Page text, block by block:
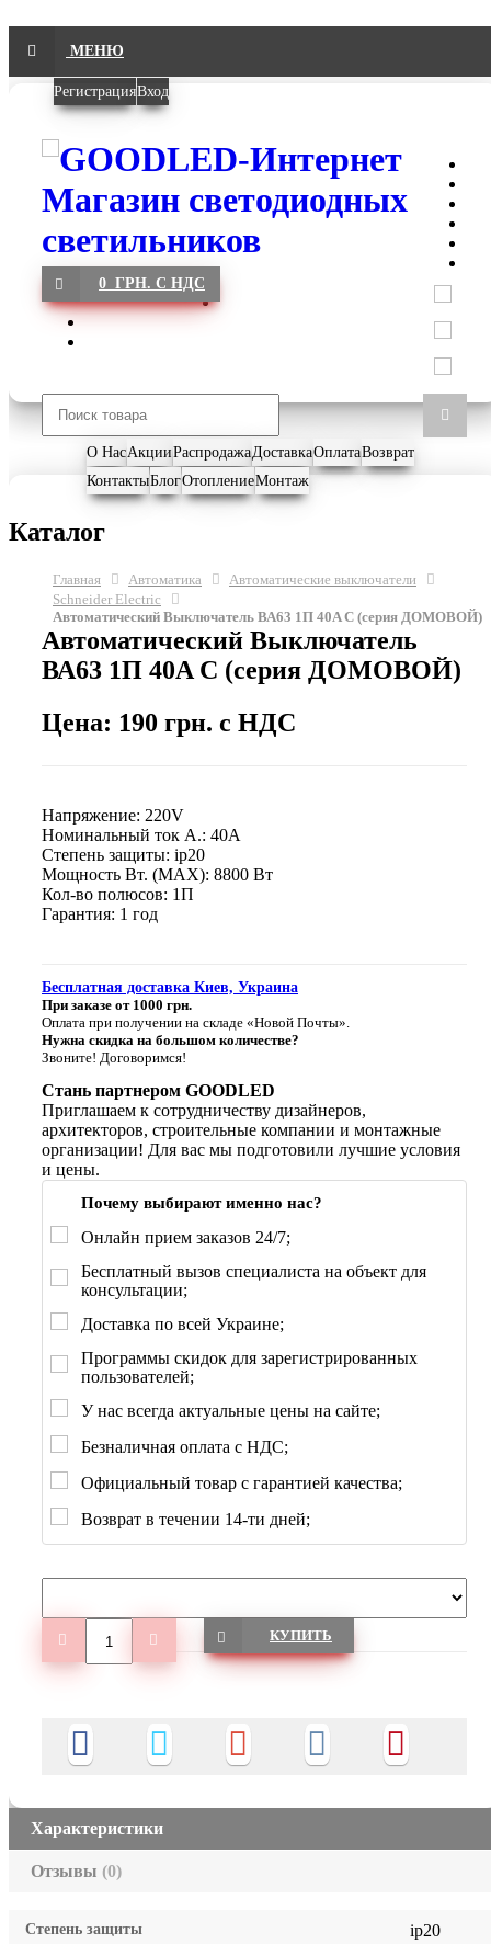
МЕНЮ
РегистрацияВход
0 ГРН. С НДС
О НасАкцииРаспродажаДоставкаОплатаВозврат
КонтактыБлогОтоплениеМонтаж
Каталог
Главная Автоматика
Автоматические выключатели
Schneider Electric
Автоматический Выключатель ВА63 1П 40A C (серия ДОМОВОЙ)
Автоматический Выключатель
ВА63 1П 40A C (серия ДОМОВОЙ)
Цена: 190 грн. с НДС
Напряжение: 220V
Номинальный ток А.: 40А
Степень защиты: ip20
Мощность Вт. (МАХ): 8800 Вт
Кол-во полюсов: 1П
Гарантия: 1 год
Бесплатная доставка Киев, Украина
При заказе от 1000 грн.
Оплата при получении на складе «Новой Почты».
Нужна скидка на большом количестве?
Звоните! Договоримся!
Стань партнером GOODLED
Приглашаем к сотрудничеству дизайнеров,
архитекторов, строительные компании и монтажные
организации! Для вас мы подготовили лучшие условия
и цены.
Почему выбирают именно нас?
Онлайн прием заказов 24/7;
Бесплатный вызов специалиста на объект для
консультации;
Доставка по всей Украине;
Программы скидок для зарегистрированных
пользователей;
У нас всегда актуальные цены на сайте;
Безналичная оплата с НДС;
Официальный товар с гарантией качества;
Возврат в течении 14-ти дней;
КУПИТЬ
Характеристики
Отзывы (0)
Степень защиты ip20